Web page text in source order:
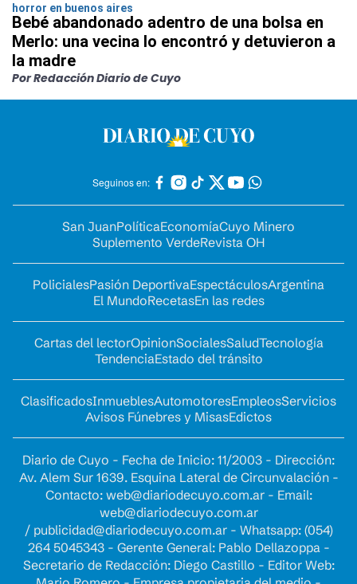
horror en buenos aires
Bebé abandonado adentro de una bolsa en
Merlo: una vecina lo encontró y detuvieron a
la madre
Por Redacción Diario de Cuyo
Seguinos en:
San JuanPolíticaEconomíaCuyo Minero
Suplemento VerdeRevista OH
PolicialesPasión DeportivaEspectáculosArgentina
El MundoRecetasEn las redes
Cartas del lectorOpinionSocialesSaludTecnología
TendenciaEstado del tránsito
ClasificadosInmueblesAutomotoresEmpleosServicios
Avisos Fúnebres y MisasEdictos
Diario de Cuyo - Fecha de Inicio: 11/2003 - Dirección:
Av. Alem Sur 1639. Esquina Lateral de Circunvalación -
Contacto: web@diariodecuyo.com.ar- Email:
web@diariodecuyo.com.ar
/ publicidad@diariodecuyo.com.ar- Whatsapp: (054)
264 5045343 - Gerente General: Pablo Dellazoppa -
Secretario de Redacción: Diego Castillo - Editor Web: